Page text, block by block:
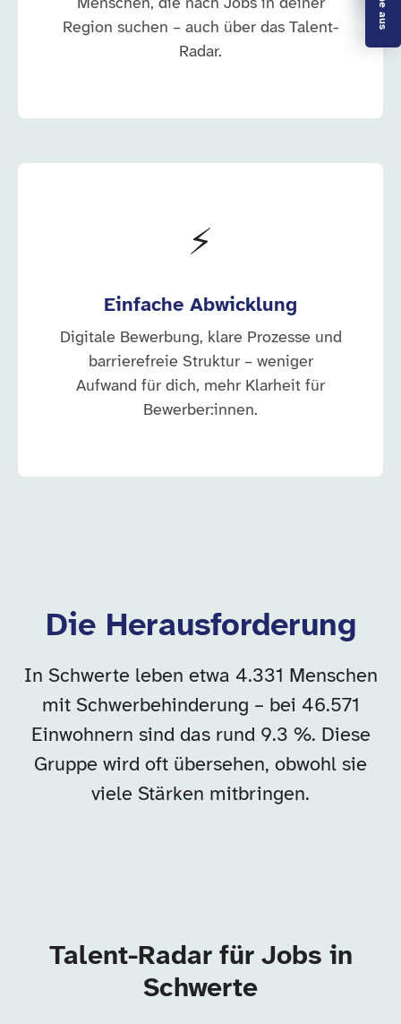
Menschen, die nach Jobs in deiner
Region suchen – auch über das Talent-
Radar.
⚡
Einfache Abwicklung
Digitale Bewerbung, klare Prozesse und
barrierefreie Struktur – weniger
Aufwand für dich, mehr Klarheit für
Bewerber:innen.
Die Herausforderung
In Schwerte leben etwa 4.331 Menschen
mit Schwerbehinderung – bei 46.571
Einwohnern sind das rund 9.3 %. Diese
Gruppe wird oft übersehen, obwohl sie
viele Stärken mitbringen.
Talent-Radar für Jobs in
Schwerte